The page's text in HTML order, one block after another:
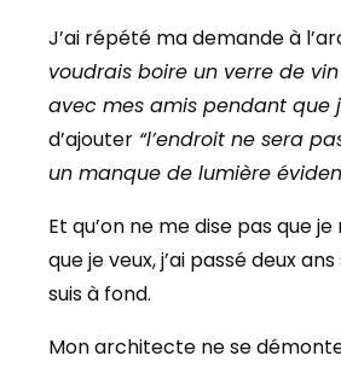
J’ai répété ma demande à
voudrais boire un verre de
avec mes amis pendant que
d’ajouter “l’endroit ne sera
un manque de lumière
Et qu’on ne me dise pas que
que je veux, j’ai passé deux
suis à fond.
Mon architecte ne se